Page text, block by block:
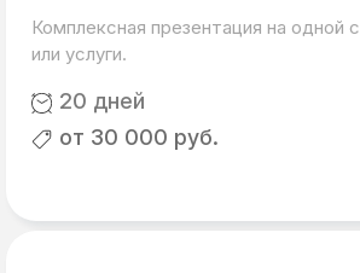
Комплексная презентация на одной
или услуги.
20 дней
от 30 000 руб.